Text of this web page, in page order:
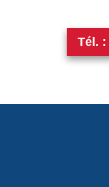
Tél. :